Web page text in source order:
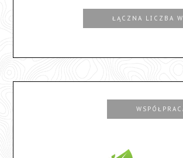
ŁĄCZNA LICZBA